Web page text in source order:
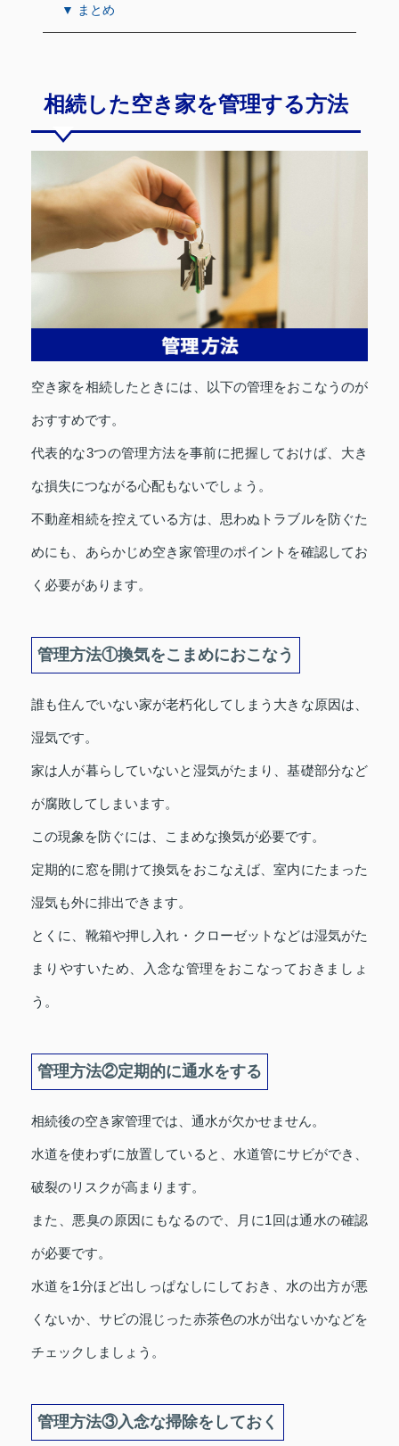
▼ まとめ
相続した空き家を管理する方法
空き家を相続したときには、以下の管理をおこなうのが
おすすめです。
代表的な3つの管理方法を事前に把握しておけば、大き
な損失につながる心配もないでしょう。
不動産相続を控えている方は、思わぬトラブルを防ぐた
めにも、あらかじめ空き家管理のポイントを確認してお
く必要があります。
管理方法①換気をこまめにおこなう
誰も住んでいない家が老朽化してしまう大きな原因は、
湿気です。
家は人が暮らしていないと湿気がたまり、基礎部分など
が腐敗してしまいます。
この現象を防ぐには、こまめな換気が必要です。
定期的に窓を開けて換気をおこなえば、室内にたまった
湿気も外に排出できます。
とくに、靴箱や押し入れ・クローゼットなどは湿気がた
まりやすいため、入念な管理をおこなっておきましょ
う。
管理方法②定期的に通水をする
相続後の空き家管理では、通水が欠かせません。
水道を使わずに放置していると、水道管にサビができ、
破裂のリスクが高まります。
また、悪臭の原因にもなるので、月に1回は通水の確認
が必要です。
水道を1分ほど出しっぱなしにしておき、水の出方が悪
くないか、サビの混じった赤茶色の水が出ないかなどを
チェックしましょう。
管理方法③入念な掃除をしておく